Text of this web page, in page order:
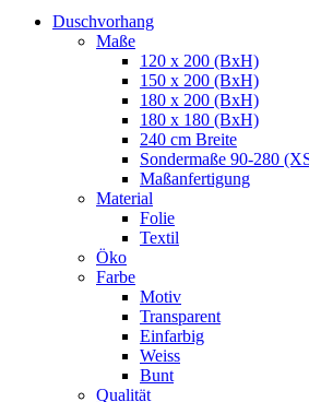
Duschvorhang
Maße
120 x 200 (BxH)
150 x 200 (BxH)
180 x 200 (BxH)
180 x 180 (BxH)
240 cm Breite
Sondermaße 90-280
Maßanfertigung
Material
Folie
Textil
Öko
Farbe
Motiv
Transparent
Einfarbig
Weiss
Bunt
Qualität